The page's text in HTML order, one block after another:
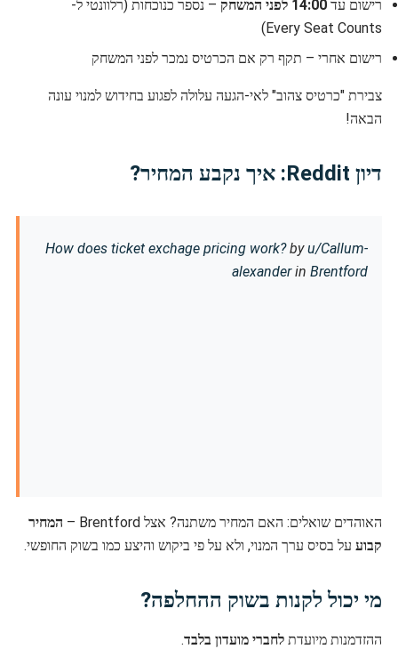
רישום עד 14:00 לפני המשחק
– נספר כנוכחות (רלוונטי ל-
Every Seat Counts)
רישום אחרי – תקף רק אם הכרטיס נמכר לפני המשחק
צבירת "כרטיס צהוב" לאי-הגעה עלולה לפגוע בחידוש למנוי עונה
הבאה!
דיון Reddit: איך נקבע המחיר?
How does ticket exchage pricing work?byu/Callum-
alexanderin Brentford
האוהדים שואלים: האם המחיר משתנה? אצל Brentford –
המחיר
קבוע על בסיס ערך המנוי, ולא על פי ביקוש והיצע כמו בשוק החופשי.
מי יכול לקנות בשוק ההחלפה?
ההזדמנות מיועדת לחברי מועדון בלבד.